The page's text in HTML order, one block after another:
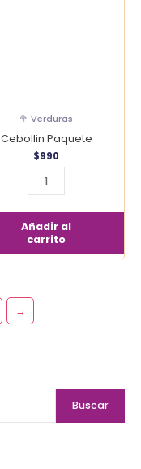
Buscar
🥦 Verduras
Cebollin Paquete
$990
Añadir al
carrito
→